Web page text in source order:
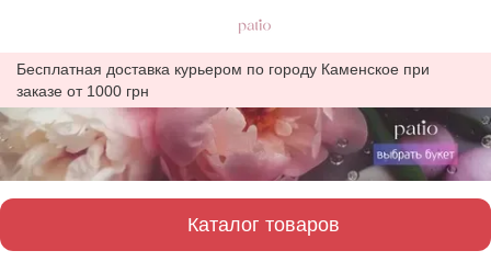
Бесплатная доставка курьером по городу Каменское при
заказе от 1000 грн
Каталог товаров